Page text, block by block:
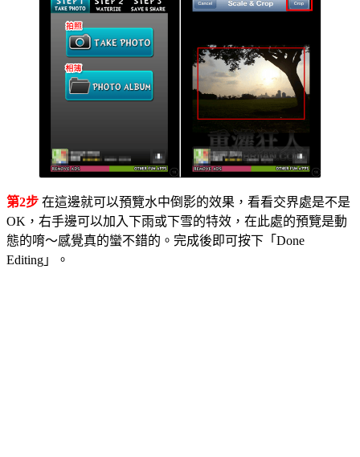
第2步 在這邊就可以預覽水中倒影的效果，看看交界處是不是
OK，右手邊可以加入下雨或下雪的特效，在此處的預覽是動
態的唷～感覺真的蠻不錯的。完成後即可按下「Done
Editing」。